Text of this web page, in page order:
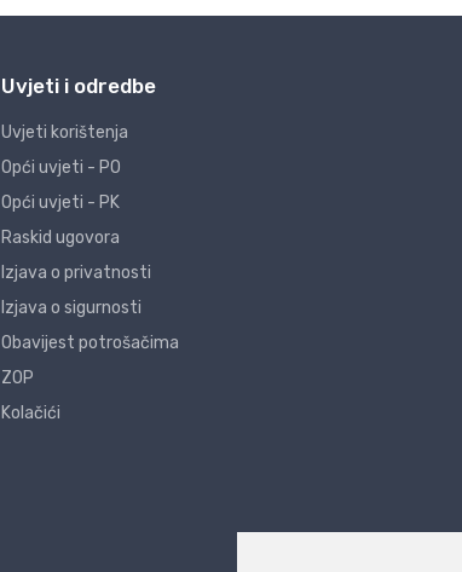
Uvjeti i odredbe
Uvjeti korištenja
Opći uvjeti - PO
Opći uvjeti - PK
Raskid ugovora
Izjava o privatnosti
Izjava o sigurnosti
Obavijest potrošačima
ZOP
Kolačići